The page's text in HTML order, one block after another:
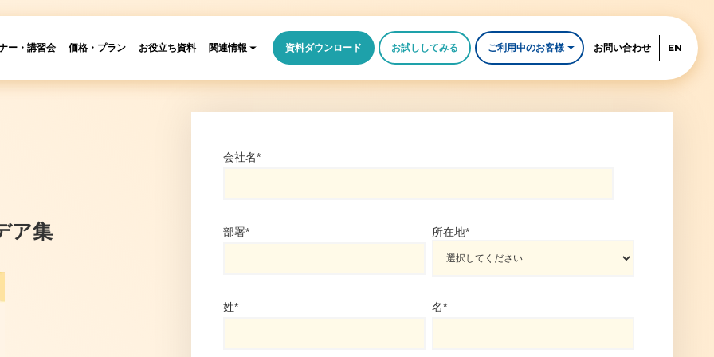
ー・講習会 価格・プラン お役立ち資料 関連情報 資料ダウンロード お試ししてみる ご利用中のお客様 お問い合わせ EN
ア集
会社名*
部署* 所在地*
姓* 名*